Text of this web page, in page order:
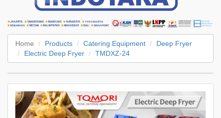
Home Products Catering Equipment
Deep Fryer
Electric Deep Fryer
TMDXZ-24